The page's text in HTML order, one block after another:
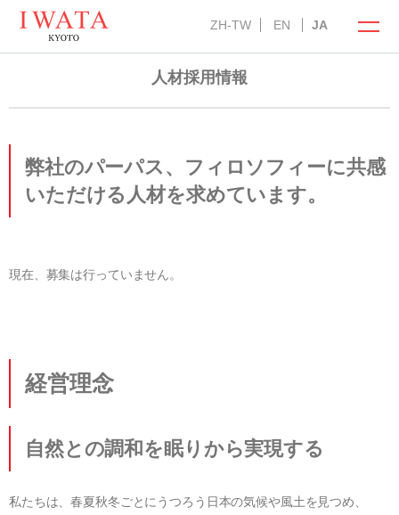
イワタ製品の特徴
「安心安全」の品質
有害物質の検査
生地の違い
羽毛ふとんお仕立て直し
寝具のお仕立て直し
ハナカイジチ
人材採用情報
弊社のパーパス、フィロソフィーに共感
いただける人材を求めています。
現在、募集は行っていません。
経営理念
自然との調和を眠りから実現する
私たちは、春夏秋冬ごとにうつろう日本の気候や風土を見つめ、
ZH-TW EN JA